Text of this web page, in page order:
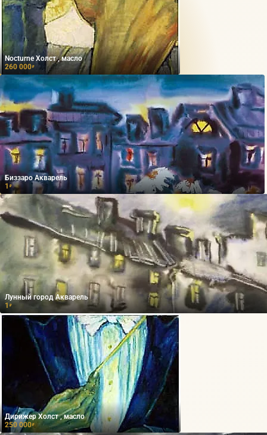
Nocturne Холст , масло
260 000₽
Биззаро Акварель
1 ₽
Лунный город Акварель
1₽
Дирижер Холст , масло
250 000₽